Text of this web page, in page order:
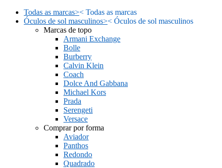
Todas as marcas>< Todas as marcas
Óculos de sol masculinos>< Óculos de sol masculinos
Marcas de topo
Armani Exchange
Bolle
Burberry
Calvin Klein
Coach
Dolce And Gabbana
Michael Kors
Prada
Serengeti
Versace
Comprar por forma
Aviador
Panthos
Redondo
Quadrado